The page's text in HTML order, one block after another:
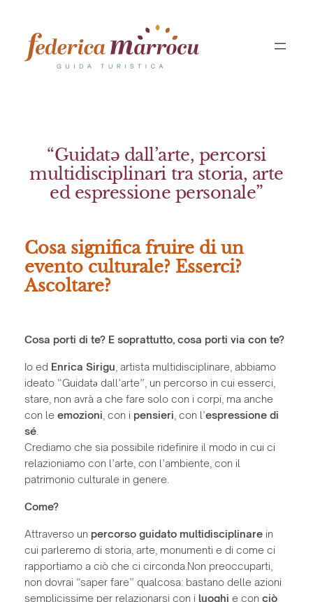
contenuto
“Guidatə dall’arte, percorsi
multidisciplinari tra storia, arte
ed espressione personale”
Cosa significa fruire di un
evento culturale? Esserci?
Ascoltare?
Cosa porti di te? E soprattutto, cosa porti via con te?
Io ed Enrica Sirigu , artista multidisciplinare, abbiamo
ideato “Guidatə dall’arte”, un percorso in cui esserci,
stare, non avrà a che fare solo con i corpi, ma anche
con le emozioni , con i pensieri , con l’espressione di
sé.
Crediamo che sia possibile ridefinire il modo in cui ci
relazioniamo con l’arte, con l’ambiente, con il
patrimonio culturale in genere.
Come?
Attraverso un percorso guidato multidisciplinarein
cui parleremo di storia, arte, monumenti e di come ci
rapportiamo a ciò che ci circonda.Non preoccuparti,
non dovrai “saper fare” qualcosa: bastano delle azioni
semplicissime per relazionarsi con i luoghi e con ciò